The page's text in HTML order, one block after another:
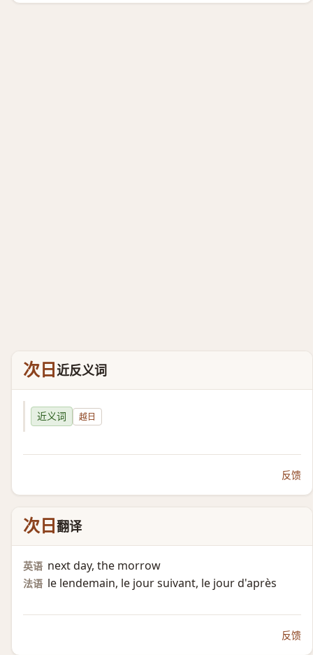
次日 近反义词
近义词 越日
反馈
次日 翻译
英语 next day, the morrow
法语 le lendemain, le jour suivant, le jour d'après
反馈